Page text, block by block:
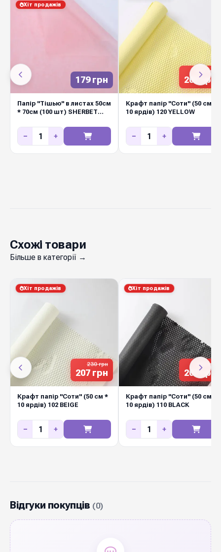
1 рулон
Кольорова
гама
11 пастельних
відтінків
Виробник Китай
179 грн
Хіт продажів
Папір "Тішью" в листах 50см
* 70см (100 шт) SHERBET
− +
230 грн
207 грн
Крафт папір "Соти" (50 см *
10 ярдів) 120 YELLOW
− +
Схожі товари
Більше в категорії →
230 грн
207 грн
Хіт продажів
Крафт папір "Соти" (50 см *
10 ярдів) 102 BEIGE
− +
230 грн
207 грн
Хіт продажів
Крафт папір "Соти" (50 см *
10 ярдів) 110 BLACK
− +
Відгуки покупців (0)